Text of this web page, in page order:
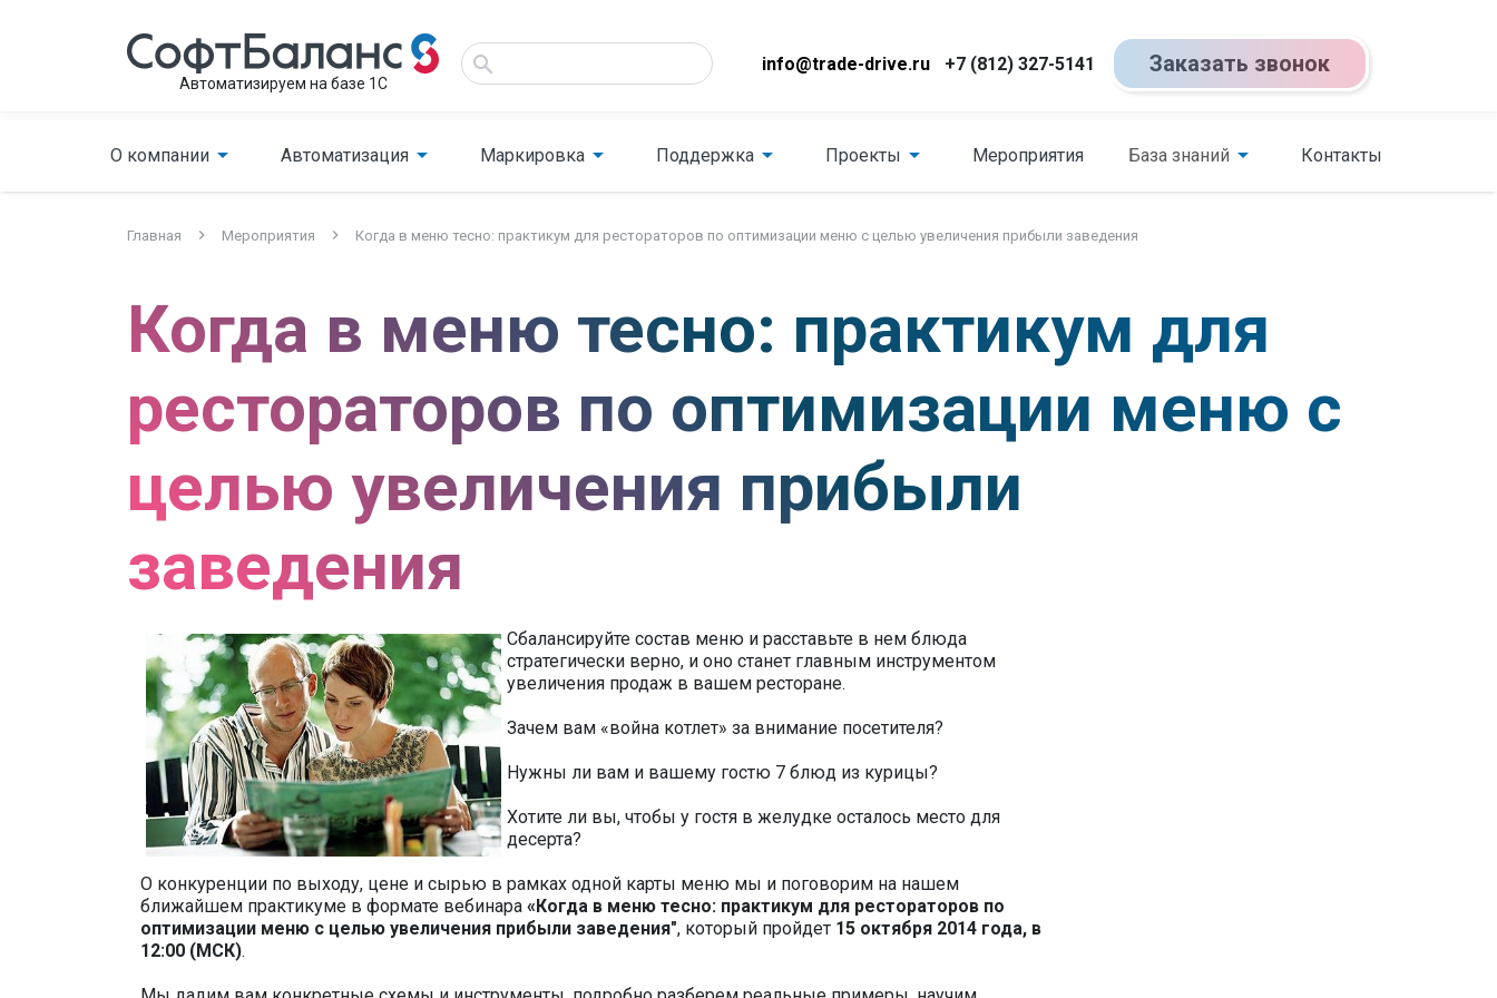
Автоматизируем на базе 1С
info@trade-drive.ru +7 (812) 327-5141 Заказать звонок
О компании Автоматизация Маркировка Поддержка Проекты Мероприятия База знаний Контакты
Главная Мероприятия Когда в меню тесно: практикум для рестораторов по оптимизации меню с целью увеличения прибыли заведения
Когда в меню тесно: практикум для
рестораторов по оптимизации меню с
целью увеличения прибыли
заведения
Сбалансируйте состав меню и расставьте в нем блюда
стратегически верно, и оно станет главным инструментом
увеличения продаж в вашем ресторане.
Зачем вам «война котлет» за внимание посетителя?
Нужны ли вам и вашему гостю 7 блюд из курицы?
Хотите ли вы, чтобы у гостя в желудке осталось место для
десерта?
О конкуренции по выходу, цене и сырью в рамках одной карты меню мы и поговорим на нашем
ближайшем практикуме в формате вебинара «Когда в меню тесно: практикум для рестораторов по
оптимизации меню с целью увеличения прибыли заведения", который пройдет 15 октября 2014 года, в
12:00 (МСК).